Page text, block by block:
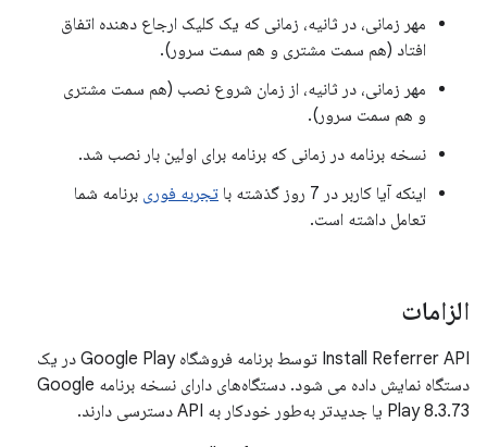
مهر زمانی، در ثانیه، زمانی که یک کلیک ارجاع دهنده اتفاق
افتاد (هم سمت مشتری و هم سمت سرور).
مهر زمانی، در ثانیه، از زمان شروع نصب (هم سمت مشتری
و هم سمت سرور).
نسخه برنامه در زمانی که برنامه برای اولین بار نصب شد.
اینکه آیا کاربر در 7 روز گذشته با
تجربه فوری برنامه شما
تعامل داشته است.
الزامات
Install Referrer API توسط برنامه فروشگاه Google Play در یک
دستگاه نمایش داده می شود. دستگاه‌های دارای نسخه برنامه Google
Play 8.3.73 یا جدیدتر به‌طور خودکار به API دسترسی دارند.